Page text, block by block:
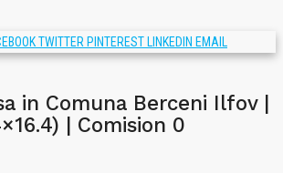
TWITTER PINTEREST LINKEDIN EMAIL
in Comuna Berceni Ilfov |
| Comision 0